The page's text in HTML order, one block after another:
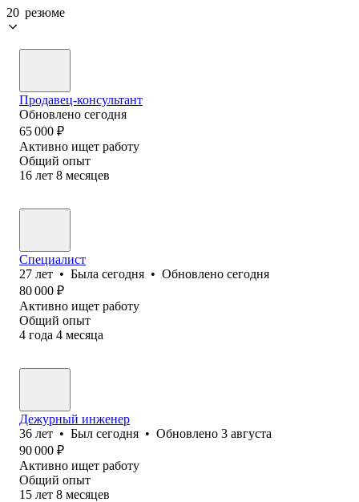
20 резюме
Продавец-консультант
Обновлено сегодня
65 000 ₽
Активно ищет работу
Общий опыт
16 лет 8 месяцев
Специалист
27 лет • Была сегодня • Обновлено сегодня
80 000 ₽
Активно ищет работу
Общий опыт
4 года 4 месяца
Дежурный инженер
36 лет • Был сегодня • Обновлено 3 августа
90 000 ₽
Активно ищет работу
Общий опыт
15 лет 8 месяцев